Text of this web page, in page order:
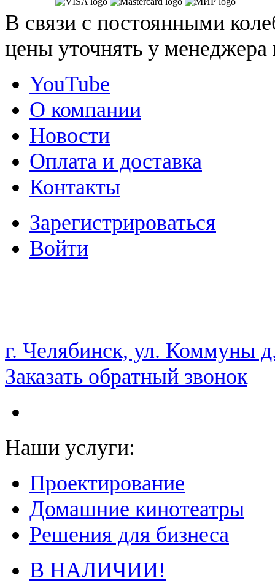
В связи с постоянными
цены уточнять у
YouTube
О компании
Новости
Оплата и доставка
Контакты
Зарегистрироваться
Войти
НАМ ДОВЕРЯЮТ С 2003 ГОДА
г. Челябинск, ул. Коммуны
Заказать обратный звонок
Наши услуги:
Проектирование
Домашние кинотеатры
Решения для бизнеса
В НАЛИЧИИ!